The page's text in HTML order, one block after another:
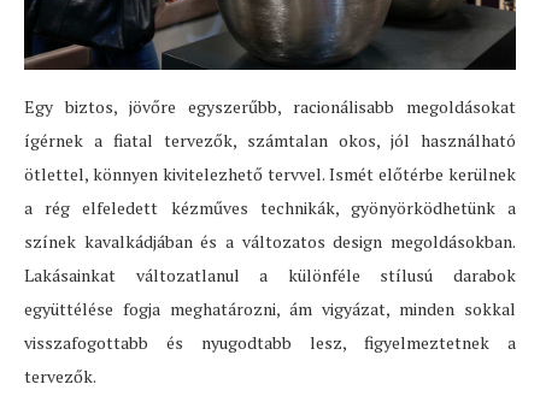
Egy biztos, jövőre egyszerűbb, racionálisabb megoldásokat
ígérnek a fiatal tervezők, számtalan okos, jól használható
ötlettel, könnyen kivitelezhető tervvel. Ismét előtérbe kerülnek
a rég elfeledett kézműves technikák, gyönyörködhetünk a
színek kavalkádjában és a változatos design megoldásokban.
Lakásainkat változatlanul a különféle stílusú darabok
együttélése fogja meghatározni, ám vigyázat, minden sokkal
visszafogottabb és nyugodtabb lesz, figyelmeztetnek a
tervezők.